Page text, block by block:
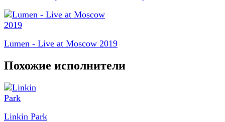
Lumen - Live at Moscow 2019
Похожие исполнители
Linkin Park